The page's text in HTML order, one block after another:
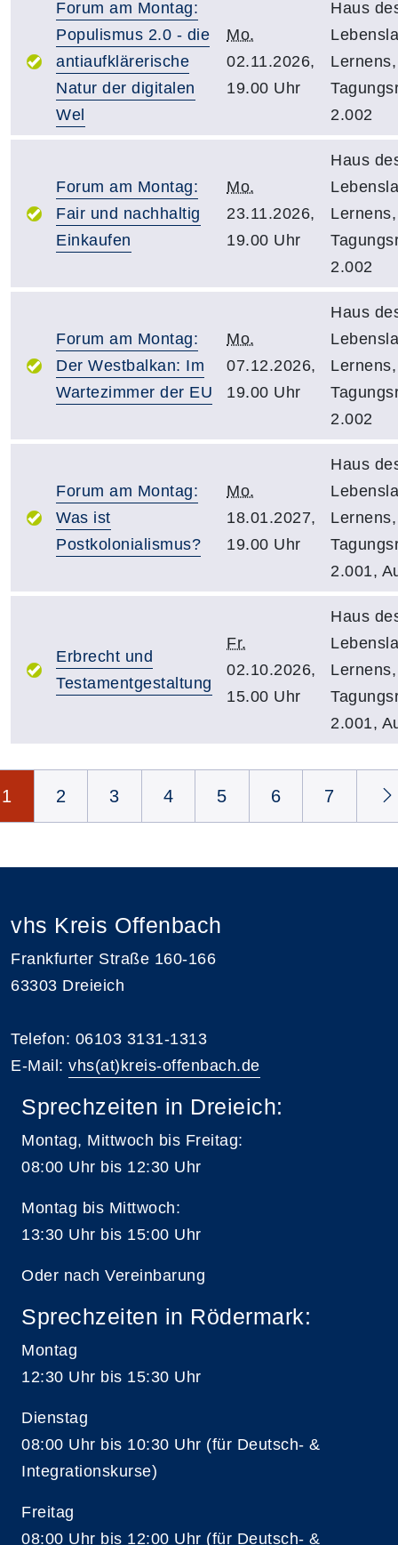
Forum am Montag:
Populismus 2.0 - die
antiaufklärerische
Natur der digitalen
Wel
Mo.
02.11.2026,
19.00 Uhr
Haus
Lernens,
2.002
Forum am Montag:
Fair und nachhaltig
Einkaufen
Mo.
23.11.2026,
19.00 Uhr
Haus
Lernens,
2.002
Forum am Montag:
Der Westbalkan: Im
Wartezimmer der EU
Mo.
07.12.2026,
19.00 Uhr
Haus
Lernens,
2.002
Forum am Montag:
Was ist
Postkolonialismus?
Mo.
18.01.2027,
19.00 Uhr
Haus
Lernens,
2.001,
Erbrecht und
Testamentgestaltung
Fr.
02.10.2026,
15.00 Uhr
Haus
Lernens,
2.001,
1 2 3 4 5 6 7
vhs Kreis Offenbach
Frankfurter Straße 160-166
63303 Dreieich
Telefon: 06103 3131-1313
E-Mail: vhs(at)kreis-offenbach.de
Sprechzeiten in Dreieich:
Montag, Mittwoch bis Freitag:
08:00 Uhr bis 12:30 Uhr
Montag bis Mittwoch:
13:30 Uhr bis 15:00 Uhr
Oder nach Vereinbarung
Sprechzeiten in Rödermark:
Montag
12:30 Uhr bis 15:30 Uhr
Dienstag
08:00 Uhr bis 10:30 Uhr (für Deutsch- &
Integrationskurse)
Freitag
08:00 Uhr bis 12:00 Uhr (für Deutsch- &